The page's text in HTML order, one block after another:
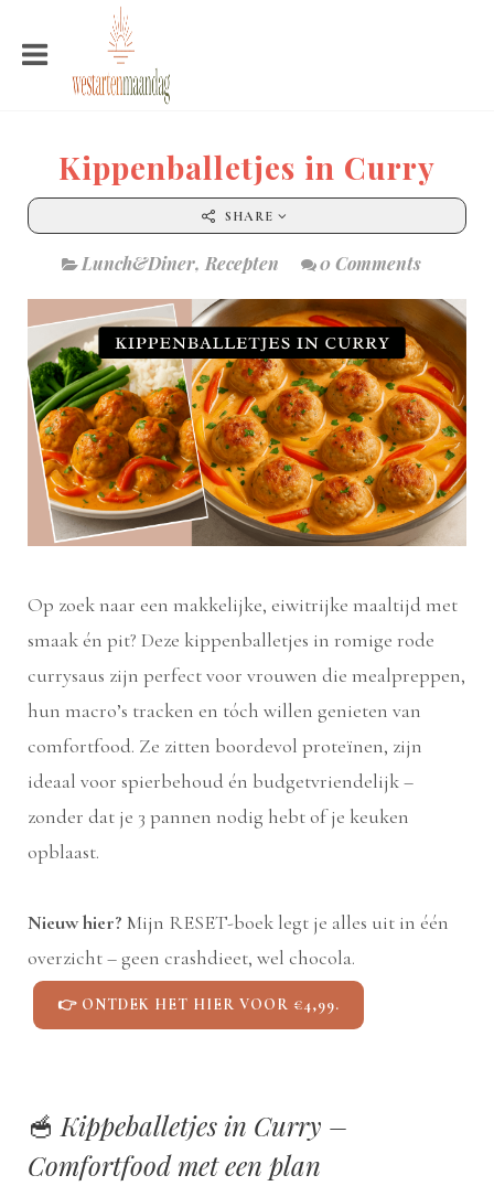
Kippenballetjes in Curry
SHARE
Lunch&Diner, Recepten 0 Comments
Op zoek naar een makkelijke, eiwitrijke maaltijd met
smaak én pit? Deze kippenballetjes in romige rode
currysaus zijn perfect voor vrouwen die mealpreppen,
hun macro’s tracken en tóch willen genieten van
comfortfood. Ze zitten boordevol proteïnen, zijn
ideaal voor spierbehoud én budgetvriendelijk –
zonder dat je 3 pannen nodig hebt of je keuken
opblaast.
Nieuw hier? Mijn RESET-boek legt je alles uit in één
overzicht – geen crashdieet, wel chocola.
👉 ONTDEK HET HIER VOOR €4,99.
🥣 Kippeballetjes in Curry –
Comfortfood met een plan